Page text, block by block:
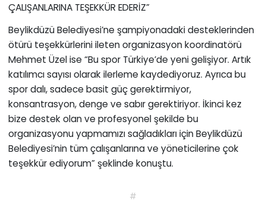
ÇALIŞANLARINA TEŞEKKÜR EDERİZ”
Beylikdüzü Belediyesi’ne şampiyonadaki desteklerinden
ötürü teşekkürlerini ileten organizasyon koordinatörü
Mehmet Üzel ise “Bu spor Türkiye’de yeni gelişiyor. Artık
katılımcı sayısı olarak ilerleme kaydediyoruz. Ayrıca bu
spor dalı, sadece basit güç gerektirmiyor,
konsantrasyon, denge ve sabır gerektiriyor. İkinci kez
bize destek olan ve profesyonel şekilde bu
organizasyonu yapmamızı sağladıkları için Beylikdüzü
Belediyesi’nin tüm çalışanlarına ve yöneticilerine çok
teşekkür ediyorum” şeklinde konuştu.
#